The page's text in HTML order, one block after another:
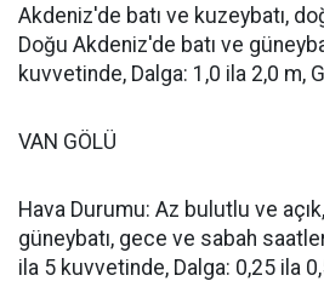
Akdeniz'de batı ve kuzeybatı,
Doğu Akdeniz'de batı ve
kuvvetinde, Dalga: 1,0 ila 2,0 m,
VAN GÖLÜ
Hava Durumu: Az bulutlu ve
güneybatı, gece ve sabah
ila 5 kuvvetinde, Dalga: 0,25 ila